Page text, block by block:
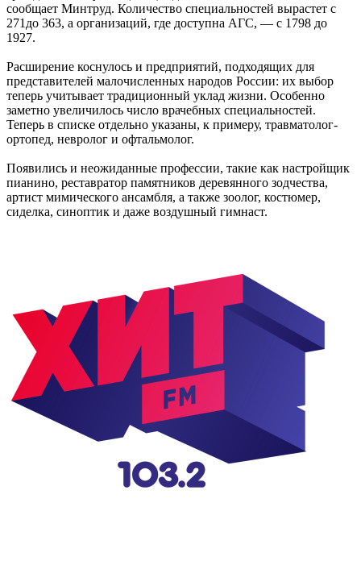
сообщает Минтруд. Количество специальностей вырастет с
271до 363, а организаций, где доступна АГС, — с 1798 до
1927.
Расширение коснулось и предприятий, подходящих для
представителей малочисленных народов России: их выбор
теперь учитывает традиционный уклад жизни. Особенно
заметно увеличилось число врачебных специальностей.
Теперь в списке отдельно указаны, к примеру, травматолог‑
ортопед, невролог и офтальмолог.
Появились и неожиданные профессии, такие как настройщик
пианино, реставратор памятников деревянного зодчества,
артист мимического ансамбля, а также зоолог, костюмер,
сиделка, синоптик и даже воздушный гимнаст.